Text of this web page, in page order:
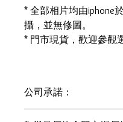
* 全部相片均由iphone
攝，並無修圖。
* 門市現貨，歡迎參觀
公司承諾：